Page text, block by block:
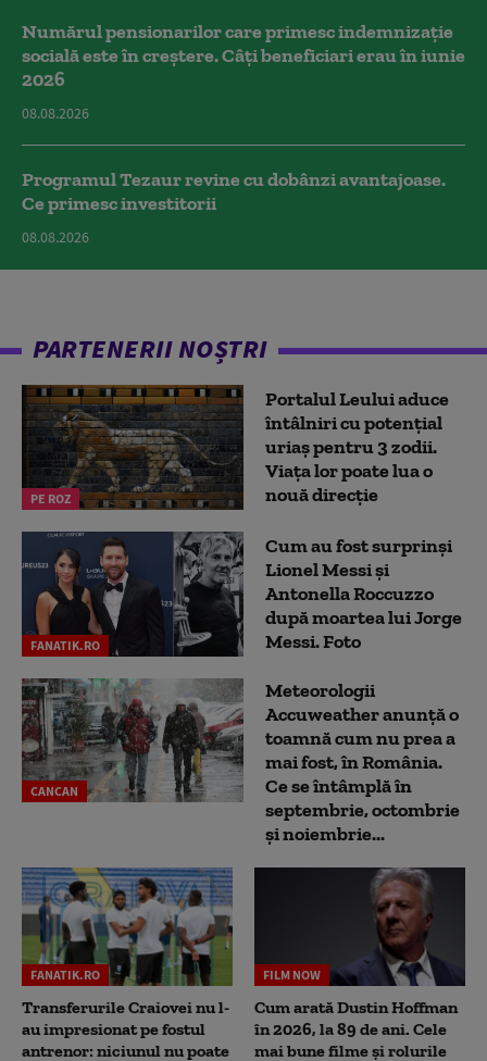
Numărul pensionarilor care primesc indemnizaţie
socială este în creștere. Câți beneficiari erau în iunie
2026
08.08.2026
Programul Tezaur revine cu dobânzi avantajoase.
Ce primesc investitorii
08.08.2026
PARTENERII NOȘTRI
PE ROZ
Portalul Leului aduce
întâlniri cu potențial
uriaș pentru 3 zodii.
Viața lor poate lua o
nouă direcție
FANATIK.RO
Cum au fost surprinși
Lionel Messi și
Antonella Roccuzzo
după moartea lui Jorge
Messi. Foto
CANCAN
Meteorologii
Accuweather anunță o
toamnă cum nu prea a
mai fost, în România.
Ce se întâmplă în
septembrie, octombrie
și noiembrie...
FANATIK.RO
Transferurile Craiovei nu l-
au impresionat pe fostul
antrenor: niciunul nu poate
FILM NOW
Cum arată Dustin Hoffman
în 2026, la 89 de ani. Cele
mai bune filme și rolurile